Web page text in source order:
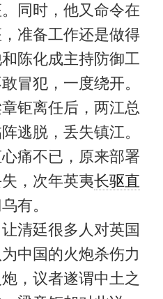
同时，他又命令在
准备工作还是做得
陈化成主持防御工
冒犯，一度绕开。
离任后，两江总
逃脱，丢失镇江。
痛不已，原来部署
，次年英夷长驱直
有。
廷很多人对英国
中国的火炮杀伤力
，议者遂谓中土之